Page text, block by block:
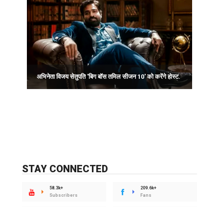
अभिनेता विजय सेतुपति 'बिग बॉस तमिल सीजन 10' को करेंगे होस्ट.
STAY CONNECTED
58.3k+
Subscribers
209.6k+
Fans